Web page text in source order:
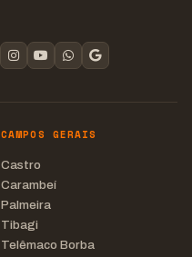
CAMPOS GERAIS
Castro
Carambeí
Palmeira
Tibagi
Telêmaco Borba